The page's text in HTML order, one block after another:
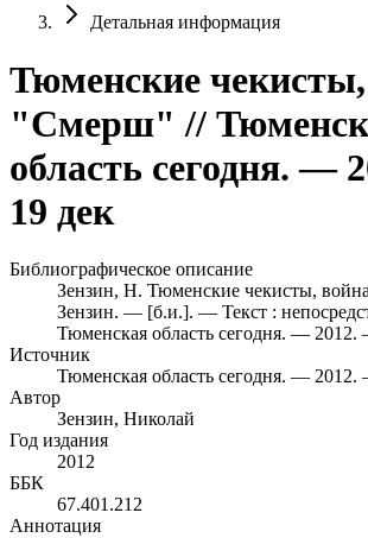
Детальная информация
Тюменские
"Смерш" //
область сегодня. —
19 дек
Библиографическое описание
Зензин, Н. Тюменские чекисты,
Зензин. — [б.и.]. — Текст :
Тюменская область сегодня. —
Источник
Тюменская область сегодня. — 2012.
Автор
Зензин, Николай
Год издания
2012
ББК
67.401.212
Аннотация